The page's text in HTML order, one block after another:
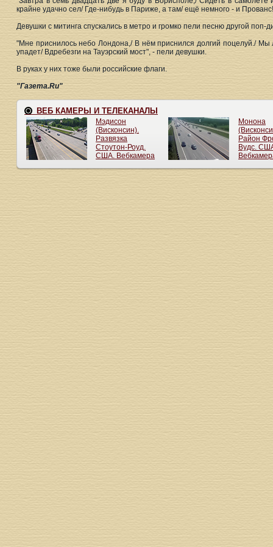
крайне удачно сел/ Где-нибудь в Париже, а там/ ещё немного - и
Девушки с митинга спускались в метро и громко пели песню другой поп-
"Мне приснилось небо Лондона,/ В нём приснился долгий поцелуй./ Мы
упадет/ Вдребезги на Тауэрский мост", - пели девушки.
В руках у них тоже были российские флаги.
"Газета.Ru"